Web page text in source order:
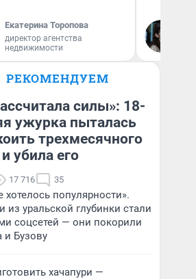
Екатерина Торопова
директор агентства
недвижимости
РЕКОМЕНДУЕМ
силы»: 18-
ужурка пыталась
трехмесячного
убила его
17 716 35
хотелось популярности».
из уральской глубинки стали
соцсетей — они покорили
и Бузову
хачапури —